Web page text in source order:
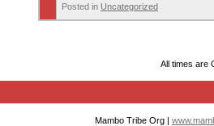
Posted in Uncategorized
All times are
Mambo Tribe Org |